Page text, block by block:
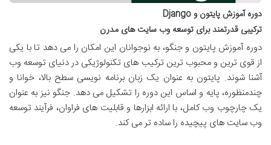
دوره آموزش پایتون و Django
ترکیبی قدرتمند برای توسعه وب سایت های مدرن
دوره آموزش پایتون و جنگو، به نوجوانان این امکان را می دهد تا با یکی
از قوی ترین و محبوب ترین ترکیب های تکنولوژیکی در دنیای توسعه وب
آشنا شوند. پایتون به عنوان یک زبان برنامه نویسی سطح بالا، خوانا و
چندمنظوره، پایه و اساس این دوره را تشکیل می دهد. جنگو نیز به عنوان
یک چارچوب وب کامل، با ارائه ابزارها و قابلیت های فراوان، فرآیند توسعه
وب سایت های پیچیده را ساده تر می کند.